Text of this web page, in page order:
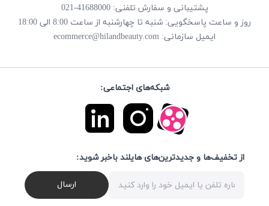
پشتیبانی و سفارش تلفنی: 41688000-021
روز و ساعت پاسخگویی: شنبه تا چهارشنبه از ساعت 8:00 الی 18:00
ایمیل سازمانی: ecommerce@hilandbeauty.com
شبکه‌های اجتماعی:
از تخفیف‌ها و جدیدترین‌های هایلند باخبر شوید:
ارسال